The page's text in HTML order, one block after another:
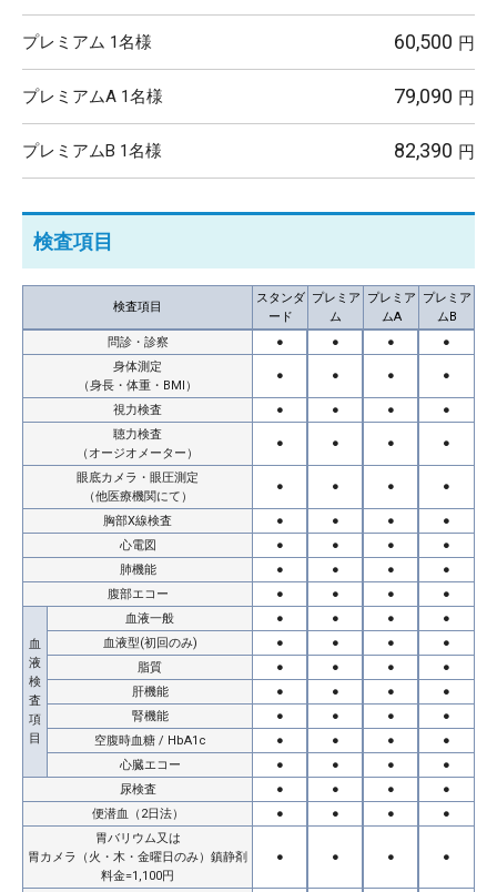
プレミアム 1名様 60,500 円
プレミアムA 1名様 79,090 円
プレミアムB 1名様 82,390 円
検査項目
検査項目
スタンダ
ード
プレミア
ム
プレミア
ムA
プレミア
ムB
問診・診察
● ● ●
●
身体測定
（身長・体重・BMI）
● ● ● ●
視力検査 ● ● ●
●
聴力検査
（オージオメーター）
● ● ● ●
眼底カメラ・眼圧測定
（他医療機関にて）
● ● ● ●
胸部X線検査 ● ● ●
●
心電図
● ● ●
●
肺機能
● ● ●
●
腹部エコー
● ● ● ●
血
液
検
査
項
目
血液一般 ● ● ●
●
血液型(初回のみ)
● ● ●
●
脂質
● ● ●
●
肝機能
● ● ●
●
腎機能
● ● ●
●
空腹時血糖 / HbA1c
● ● ●
●
心臓エコー
● ● ●
●
尿検査
● ● ●
●
便潜血（2日法）
● ● ●
●
胃バリウム又は
胃カメラ（火・木・金曜日のみ）鎮静剤
料金=1,100円
● ● ● ●